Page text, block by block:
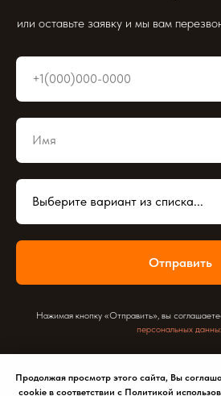
или оставьте заявку и мы вам
Отправить
Нажимая кнопку «Отправить», вы
персональных
Продолжая просмотр этого сайта, Вы
cookie в соответствии с Политикой